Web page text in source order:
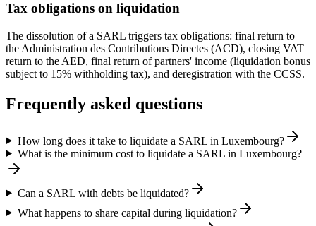
Tax obligations on liquidation
The dissolution of a SARL triggers tax obligations: final return to
the Administration des Contributions Directes (ACD), closing VAT
return to the AED, final return of partners' income (liquidation bonus
subject to 15% withholding tax), and deregistration with the CCSS.
Frequently asked questions
How long does it take to liquidate a SARL in Luxembourg?
What is the minimum cost to liquidate a SARL in Luxembourg?
Can a SARL with debts be liquidated?
What happens to share capital during liquidation?